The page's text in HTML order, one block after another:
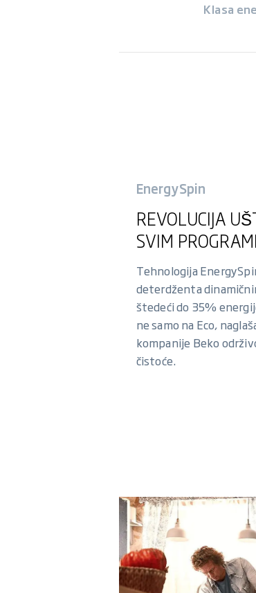
Klasa
EnergySpin
REVOLUCIJA
SVIM
Tehnologija
deterdženta
štedeći do 35%
ne samo na Eco,
kompanije Beko
čistoće.